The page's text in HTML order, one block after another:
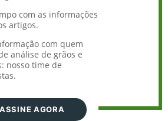
com as informações
artigos.
com quem
análise de grãos e
nosso time de
ASSINE AGORA